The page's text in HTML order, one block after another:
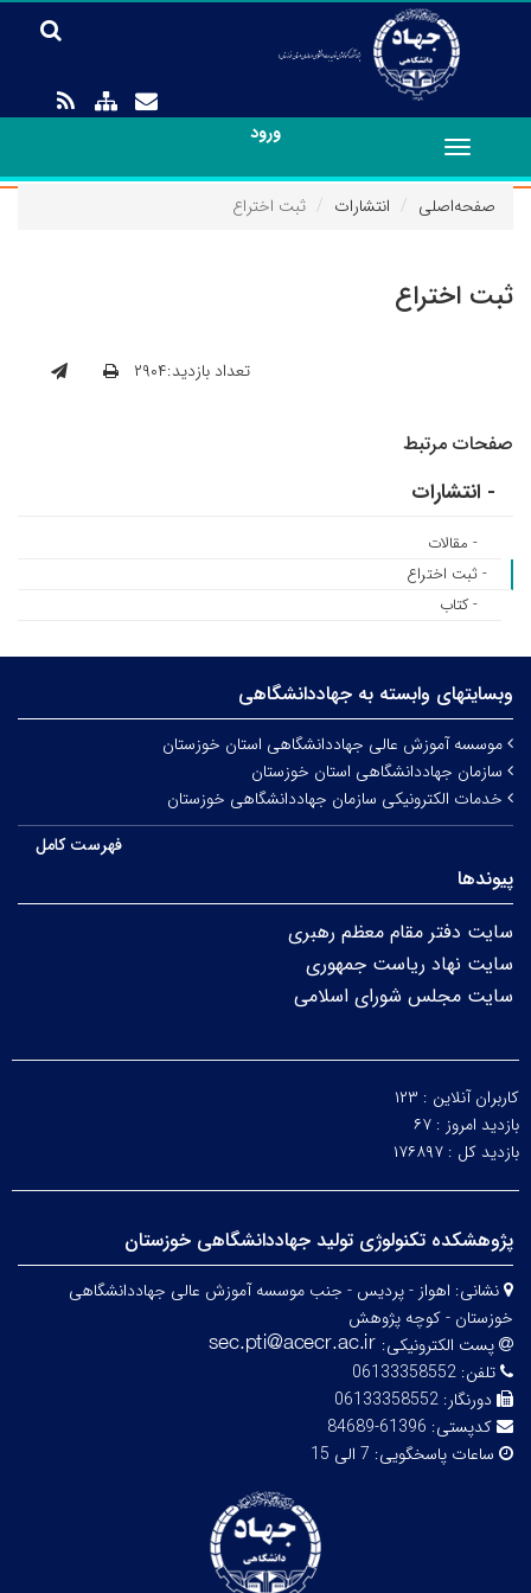
ورود
Toggle
navigation
صفحه‌اصلی
انتشارات ثبت اختراع
ثبت اختراع
تعداد بازدید:۲۹۰۴
صفحات مرتبط
- انتشارات
- مقالات
- ثبت اختراع
- کتاب
وبسایتهای وابسته به جهاددانشگاهی
موسسه آموزش عالی جهاددانشگاهی استان خوزستان
سازمان جهاددانشگاهی استان خوزستان
خدمات الکترونیکی سازمان جهاددانشگاهی خوزستان
فهرست کامل
پیوندها
سایت دفتر مقام معظم رهبری
سایت نهاد ریاست جمهوری
سایت مجلس شورای اسلامی
کاربران آنلاین : ۱۲۳
بازدید امروز : ۶۷
بازدید کل : ۱۷۶۸۹۷
پژوهشکده تکنولوژی تولید جهاددانشگاهی خوزستان
نشانی: اهواز - پردیس - جنب موسسه آموزش عالی جهاددانشگاهی
خوزستان - کوچه پژوهش
پست الکترونیکی:
تلفن: 06133358552
دورنگار: 06133358552
کدپستی: 61396-84689
ساعات پاسخگویی: 7 الی 15